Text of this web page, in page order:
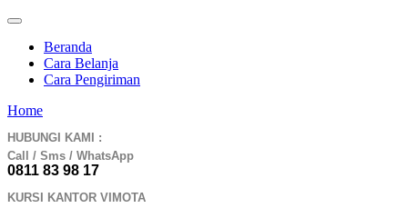
Beranda
Cara Belanja
Cara Pengiriman
Home
HUBUNGI KAMI :
Call / Sms / WhatsApp
0811 83 98 17
KURSI KANTOR VIMOTA